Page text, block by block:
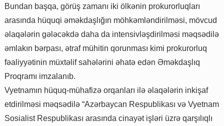
Bundan başqa, görüş zamanı iki ölkənin prokurorluqları
arasında hüquqi əməkdaşlığın möhkəmləndirilməsi, mövcud
əlaqələrin gələcəkdə daha da intensivləşdirilməsi məqsədilə
əmlakın bərpası, ətraf mühitin qorunması kimi prokurorluq
fəaliyyətinin müxtəlif sahələrini əhatə edən Əməkdaşlıq
Proqramı imzalanıb.
Vyetnamın hüquq-mühafizə orqanları ilə əlaqələrin inkişaf
etdirilməsi məqsədilə “Azərbaycan Respublikası və Vyetnam
Sosialist Respublikası arasında cinayət işləri üzrə qarşılıqlı